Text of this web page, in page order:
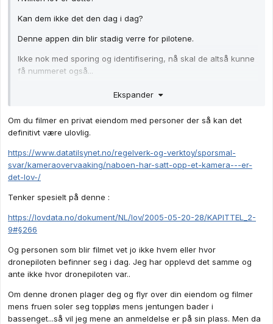
Kan dem ikke det den dag i dag?
Denne appen din blir stadig verre for pilotene.
Ikke nok med sporing og identifisering, nå skal de altså kunne
få nummeret også...
Dette ville jo være mer ulovlig enn selve filmingen.
Geofencing rundt flyplasser og lignende er en selvfølge. Men
Ekspander
Om du filmer en privat eiendom med personer der så kan det
definitivt være ulovlig.
https://www.datatilsynet.no/regelverk-og-verktoy/sporsmal-
svar/kameraovervaaking/naboen-har-satt-opp-et-kamera---er-
det-lov-/
Tenker spesielt på denne :
https://lovdata.no/dokument/NL/lov/2005-05-20-28/KAPITTEL_2-
9#§266
Og personen som blir filmet vet jo ikke hvem eller hvor
dronepiloten befinner seg i dag. Jeg har opplevd det samme og
ante ikke hvor dronepiloten var..
Om denne dronen plager deg og flyr over din eiendom og filmer
mens fruen soler seg toppløs mens jentungen bader i
bassenget...så vil jeg mene an anmeldelse er på sin plass. Men da